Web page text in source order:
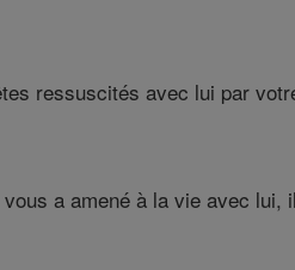
ressuscités avec lui par
a amené à la vie avec lui,